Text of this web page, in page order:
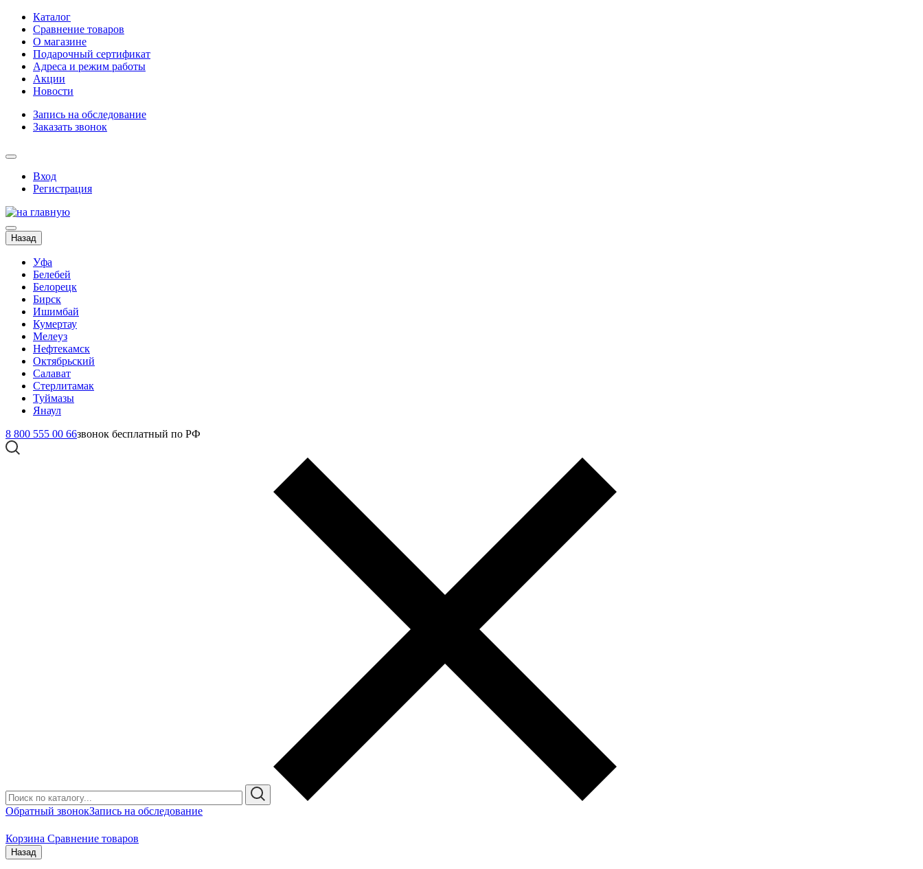
Каталог
Сравнение товаров
О магазине
Подарочный сертификат
Адреса и режим работы
Акции
Новости
Запись на обследование
Заказать звонок
Вход
Регистрация
Назад
Уфа
Белебей
Белорецк
Бирск
Ишимбай
Кумертау
Мелеуз
Нефтекамск
Октябрьский
Салават
Стерлитамак
Туймазы
Янаул
8 800 555 00 66звонок бесплатный по РФ
Обратный звонокЗапись на обследование
Корзина Сравнение товаров
Назад